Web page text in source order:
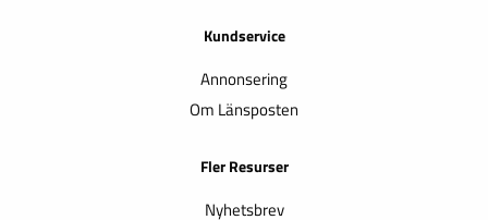
Kundservice
Annonsering
Om Länsposten
Fler Resurser
Nyhetsbrev